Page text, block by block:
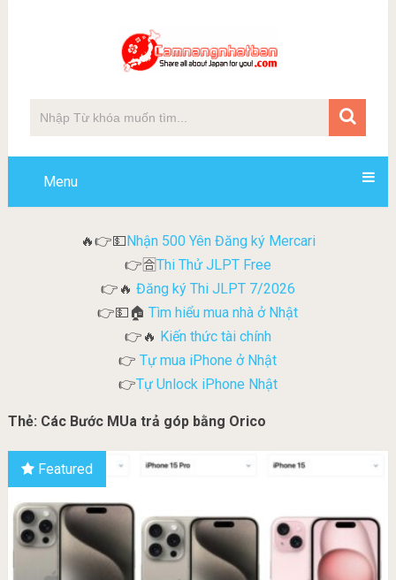
Menu
🔥👉💵Nhận 500 Yên Đăng ký Mercari
👉🈴Thi Thử JLPT Free
👉🔥 Đăng ký Thi JLPT 7/2026
👉💵🏠Tìm hiểu mua nhà ở Nhật
👉🔥 Kiến thức tài chính
👉 Tự mua iPhone ở Nhật
👉Tự Unlock iPhone Nhật
Thẻ: Các Bước MUa trả góp bằng Orico
Featured